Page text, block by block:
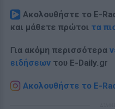
Ακολουθήστε το E-
και μάθετε πρώτοι τα
Για ακόμη περισσότερα
ειδήσεων του E-Daily.gr
Ακολουθήστε το E-